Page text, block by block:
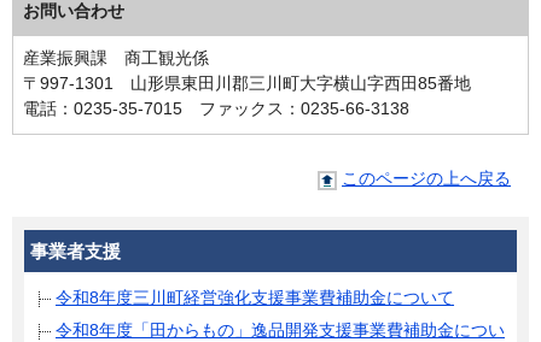
お問い合わせ
産業振興課 商工観光係
〒997-1301 山形県東田川郡三川町大字横山字西田85番地
電話：0235-35-7015 ファックス：0235-66-3138
このページの上へ戻る
事業者支援
令和8年度三川町経営強化支援事業費補助金について
令和8年度「田からもの」逸品開発支援事業費補助金につい